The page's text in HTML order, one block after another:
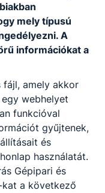
mely típusú
A
információkat a
fájl, amely akkor
webhelyet
funkcióval
gyűjtenek,
és
használatát.
Gépipari és
a következő